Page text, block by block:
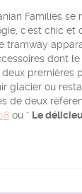
Families se
c'est chic et
tramway
dont
premières
glacier ou
de deux
ou " Le